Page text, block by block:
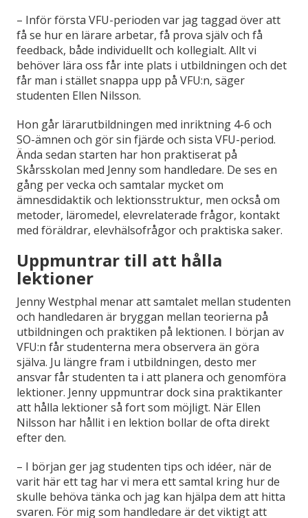
– Inför första VFU-perioden var jag taggad över att
få se hur en lärare arbetar, få prova själv och få
feedback, både individuellt och kollegialt. Allt vi
behöver lära oss får inte plats i utbildningen och det
får man i stället snappa upp på VFU:n, säger
studenten Ellen Nilsson.
Hon går lärarutbildningen med inriktning 4-6 och
SO-ämnen och gör sin fjärde och sista VFU-period.
Ända sedan starten har hon praktiserat på
Skårsskolan med Jenny som handledare. De ses en
gång per vecka och samtalar mycket om
ämnesdidaktik och lektionsstruktur, men också om
metoder, läromedel, elevrelaterade frågor, kontakt
med föräldrar, elevhälsofrågor och praktiska saker.
Uppmuntrar till att hålla
lektioner
Jenny Westphal menar att samtalet mellan studenten
och handledaren är bryggan mellan teorierna på
utbildningen och praktiken på lektionen. I början av
VFU:n får studenterna mera observera än göra
själva. Ju längre fram i utbildningen, desto mer
ansvar får studenten ta i att planera och genomföra
lektioner. Jenny uppmuntrar dock sina praktikanter
att hålla lektioner så fort som möjligt. När Ellen
Nilsson har hållit i en lektion bollar de ofta direkt
efter den.
– I början ger jag studenten tips och idéer, när de
varit här ett tag har vi mera ett samtal kring hur de
skulle behöva tänka och jag kan hjälpa dem att hitta
svaren. För mig som handledare är det viktigt att